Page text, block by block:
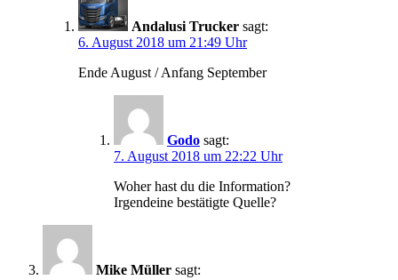
Andalusi Trucker sagt:
6. August 2018 um 21:49 Uhr
Ende August / Anfang September
Godo sagt:
7. August 2018 um 22:22 Uhr
Woher hast du die Information?
Irgendeine bestätigte Quelle?
Mike Müller sagt: